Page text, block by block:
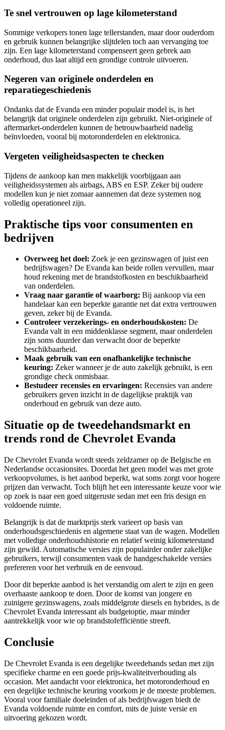
Te snel vertrouwen op lage kilometerstand
Sommige verkopers tonen lage tellerstanden, maar door ouderdom
en gebruik kunnen belangrijke slijtdelen toch aan vervanging toe
zijn. Een lage kilometerstand compenseert geen gebrek aan
onderhoud, dus laat altijd een grondige controle uitvoeren.
Negeren van originele onderdelen en
reparatiegeschiedenis
Ondanks dat de Evanda een minder populair model is, is het
belangrijk dat originele onderdelen zijn gebruikt. Niet-originele of
aftermarket-onderdelen kunnen de betrouwbaarheid nadelig
beïnvloeden, vooral bij motoronderdelen en elektronica.
Vergeten veiligheidsaspecten te checken
Tijdens de aankoop kan men makkelijk voorbijgaan aan
veiligheidssystemen als airbags, ABS en ESP. Zeker bij oudere
modellen kun je niet zomaar aannemen dat deze systemen nog
volledig operationeel zijn.
Praktische tips voor consumenten en
bedrijven
Overweeg het doel: Zoek je een gezinswagen of juist een
bedrijfswagen? De Evanda kan beide rollen vervullen, maar
houd rekening met de brandstofkosten en beschikbaarheid
van onderdelen.
Vraag naar garantie of waarborg: Bij aankoop via een
handelaar kan een beperkte garantie net dat extra vertrouwen
geven, zeker bij de Evanda.
Controleer verzekerings- en onderhoudskosten: De
Evanda valt in een middenklasse segment, maar onderdelen
zijn soms duurder dan verwacht door de beperkte
beschikbaarheid.
Maak gebruik van een onafhankelijke technische
keuring: Zeker wanneer je de auto zakelijk gebruikt, is een
grondige check onmisbaar.
Bestudeer recensies en ervaringen: Recensies van andere
gebruikers geven inzicht in de dagelijkse praktijk van
onderhoud en gebruik van deze auto.
Situatie op de tweedehandsmarkt en
trends rond de Chevrolet Evanda
De Chevrolet Evanda wordt steeds zeldzamer op de Belgische en
Nederlandse occasionsites. Doordat het geen model was met grote
verkoopvolumes, is het aanbod beperkt, wat soms zorgt voor hogere
prijzen dan verwacht. Toch blijft het een interessante keuze voor wie
op zoek is naar een goed uitgeruste sedan met een fris design en
voldoende ruimte.
Belangrijk is dat de marktprijs sterk varieert op basis van
onderhoudsgeschiedenis en algemene staat van de wagen. Modellen
met volledige onderhoudshistorie en relatief weinig kilometerstand
zijn gewild. Automatische versies zijn populairder onder zakelijke
gebruikers, terwijl consumenten vaak de handgeschakelde versies
prefereren voor het verbruik en de eenvoud.
Door dit beperkte aanbod is het verstandig om alert te zijn en geen
overhaaste aankoop te doen. Door de komst van jongere en
zuinigere gezinswagens, zoals middelgrote diesels en hybrides, is de
Chevrolet Evanda interessant als budgetoptie, maar minder
aantrekkelijk voor wie op brandstofefficiëntie streeft.
Conclusie
De Chevrolet Evanda is een degelijke tweedehands sedan met zijn
specifieke charme en een goede prijs-kwaliteitverhouding als
occasion. Met aandacht voor elektronica, het motoronderhoud en
een degelijke technische keuring voorkom je de meeste problemen.
Vooral voor familiale doeleinden of als bedrijfswagen biedt de
Evanda voldoende ruimte en comfort, mits de juiste versie en
uitvoering gekozen wordt.